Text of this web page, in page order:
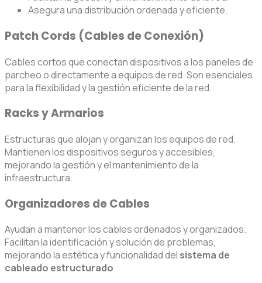
Asegura una distribución ordenada y eficiente.
Patch Cords (Cables de Conexión)
Cables cortos que conectan dispositivos a los paneles de
parcheo o directamente a equipos de red. Son esenciales
para la flexibilidad y la gestión eficiente de la red.
Racks y Armarios
Estructuras que alojan y organizan los equipos de red.
Mantienen los dispositivos seguros y accesibles,
mejorando la gestión y el mantenimiento de la
infraestructura.
Organizadores de Cables
Ayudan a mantener los cables ordenados y organizados.
Facilitan la identificación y solución de problemas,
mejorando la estética y funcionalidad del sistema de
cableado estructurado.